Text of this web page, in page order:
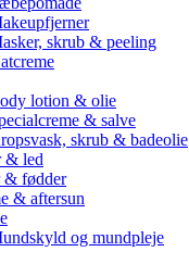
skrub & peeling
lotion & olie
& salve
skrub & badeolie
& led
fødder
& aftersun
og mundpleje